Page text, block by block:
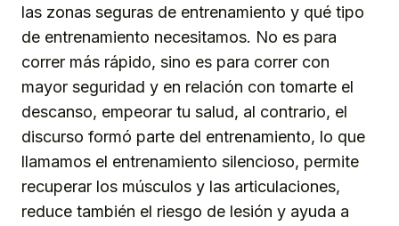
las zonas seguras de entrenamiento y qué tipo
de entrenamiento necesitamos. No es para
correr más rápido, sino es para correr con
mayor seguridad y en relación con tomarte el
descanso, empeorar tu salud, al contrario, el
discurso formó parte del entrenamiento, lo que
llamamos el entrenamiento silencioso, permite
recuperar los músculos y las articulaciones,
reduce también el riesgo de lesión y ayuda a